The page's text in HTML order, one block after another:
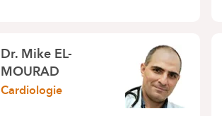
Dr.Mike EL-
MOURAD
Cardiologie